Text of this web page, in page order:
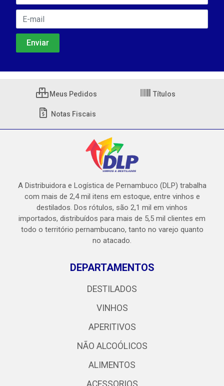
Meus Pedidos Títulos
Notas Fiscais
A Distribuidora e Logística de Pernambuco (DLP) trabalha
com mais de 2,4 mil itens em estoque, entre vinhos e
destilados. Dos rótulos, são 2,1 mil em vinhos
importados, distribuídos para mais de 5,5 mil clientes em
todo o território pernambucano, tanto no varejo quanto
no atacado.
DEPARTAMENTOS
DESTILADOS
VINHOS
APERITIVOS
NÃO ALCOÓLICOS
ALIMENTOS
ACESSORIOS